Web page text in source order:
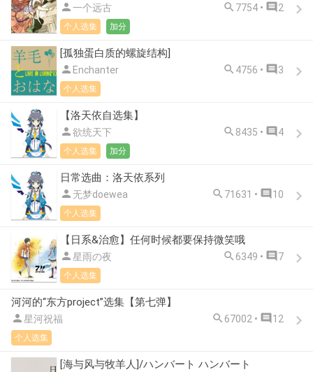
一个远古  7754 •  2
个人选集 加分
[孤独蛋白质的螺旋结构]
 Enchanter  4756 •  3
个人选集
【洛天依自选集】
欲统天下  8435 •  4
个人选集 加分
日常选曲：洛天依系列
 无梦doewea  71631 •  10
个人选集
【日系&治愈】任何时候都要保持微笑哦
星雨の夜  6349 •  7
个人选集
河河的“东方project”选集【第七弹】
星河祝福  67002 •  12
个人选集
[海与风与牧羊人]/ハンバート ハンバート